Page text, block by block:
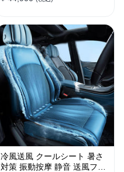
冷風送風 クールシート 暑さ
対策 振動按摩 静音 送風ファ